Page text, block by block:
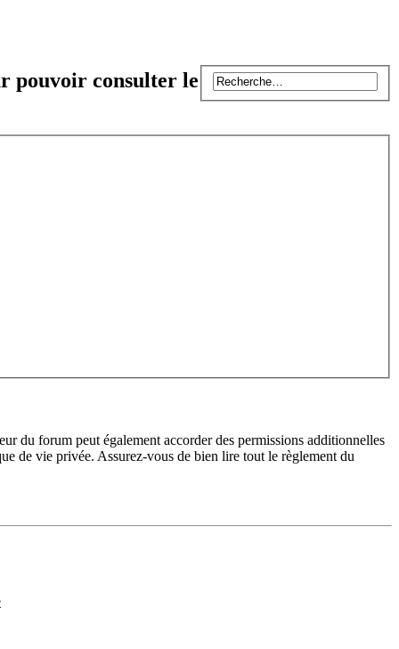
pouvoir consulter le
du forum peut également accorder des permissions additionnelles
de vie privée. Assurez-vous de bien lire tout le règlement du